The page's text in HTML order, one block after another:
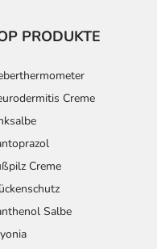
PRODUKTE
Creme
Creme
Salbe